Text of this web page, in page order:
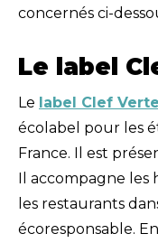
concernés ci-
Le label
Le label Clef Verte
écolabel pour les
France. Il est
Il accompagne
les restaurants
écoresponsable.